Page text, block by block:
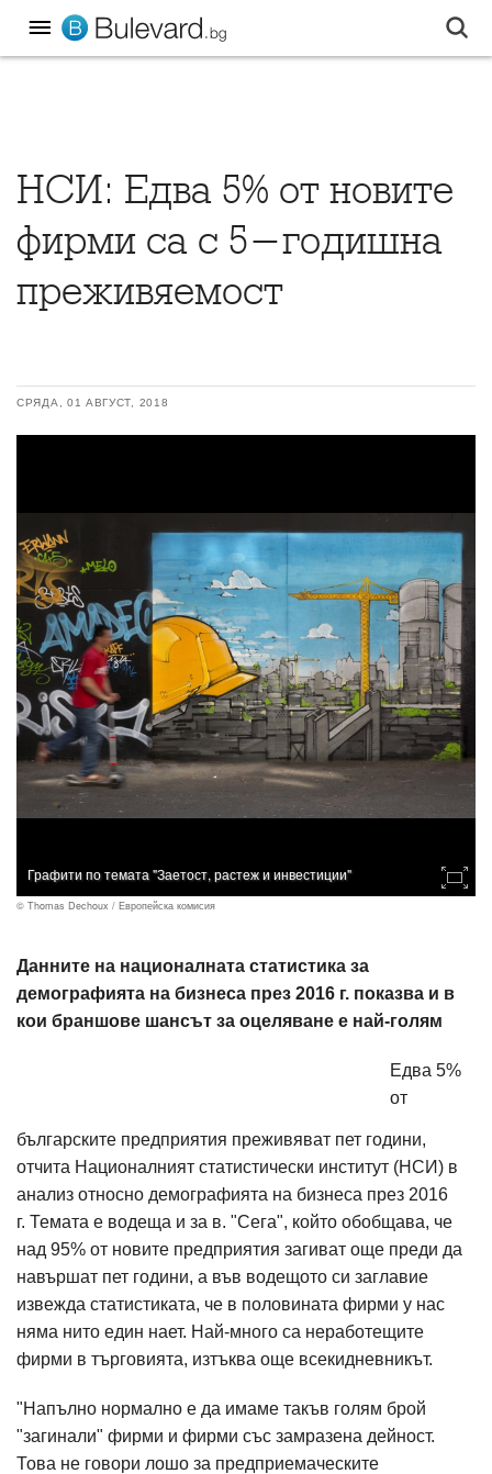
НСИ: Едва 5% от новите
фирми са с 5-годишна
преживяемост
СРЯДА, 01 АВГУСТ, 2018
Графити по темата "Заетост, растеж и инвестиции"
© Thomas Dechoux / Европейска комисия
Данните на националната статистика за
демографията на бизнеса през 2016 г. показва и в
кои браншове шансът за оцеляване е най-голям
Едва 5%
от
българските предприятия преживяват пет години,
отчита Националният статистически институт (НСИ) в
анализ относно демографията на бизнеса през 2016
г. Темата е водеща и за в. "Сега", който обобщава, че
над 95% от новите предприятия загиват още преди да
навършат пет години, а във водещото си заглавие
извежда статистиката, че в половината фирми у нас
няма нито един нает. Най-много са неработещите
фирми в търговията, изтъква още всекидневникът.
"Напълно нормално е да имаме такъв голям брой
"загинали" фирми и фирми със замразена дейност.
Това не говори лошо за предприемаческите